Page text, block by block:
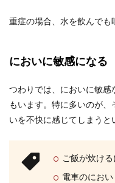
重症の場合、水を飲んでも
においに敏感になる
つわりでは、においに敏感
もいます。特に多いのが
いを不快に感じてしまうと
ご飯が炊け
電車のにおい